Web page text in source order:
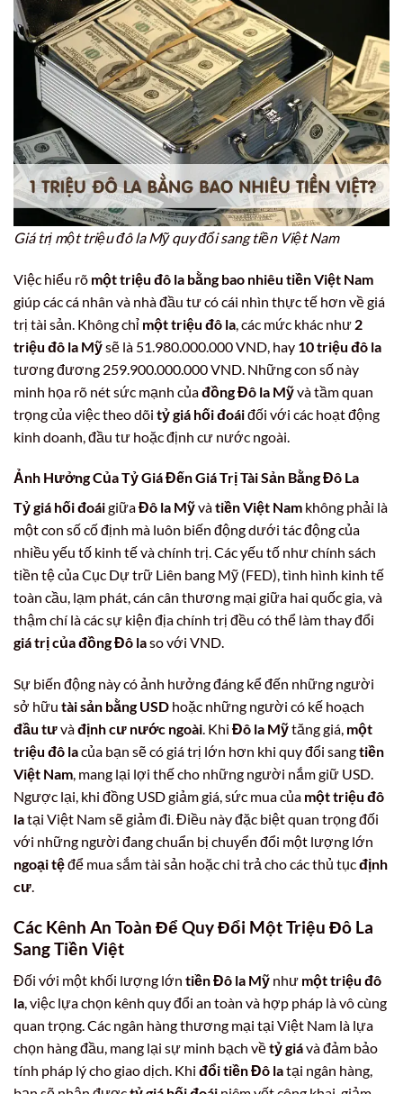
Giá trị một triệu đô la Mỹ quy đổi sang tiền Việt Nam
Việc hiểu rõ một triệu đô la bằng bao nhiêu tiền Việt Nam
giúp các cá nhân và nhà đầu tư có cái nhìn thực tế hơn về giá
trị tài sản. Không chỉ một triệu đô la , các mức khác như 2
triệu đô la Mỹsẽ là 51.980.000.000 VND, hay 10 triệu đô la
tương đương 259.900.000.000 VND. Những con số này
minh họa rõ nét sức mạnh củađồng Đô la Mỹvà tầm quan
trọng của việc theo dõi tỷ giá hối đoáiđối với các hoạt động
kinh doanh, đầu tư hoặc định cư nước ngoài.
Ảnh Hưởng Của Tỷ Giá Đến Giá Trị Tài Sản Bằng Đô La
Tỷ giá hối đoáigiữaĐô la Mỹvàtiền Việt Nam không phải là
một con số cố định mà luôn biến động dưới tác động của
nhiều yếu tố kinh tế và chính trị. Các yếu tố như chính sách
tiền tệ của Cục Dự trữ Liên bang Mỹ (FED), tình hình kinh tế
toàn cầu, lạm phát, cán cân thương mại giữa hai quốc gia, và
thậm chí là các sự kiện địa chính trị đều có thể làm thay đổi
giá trị của đồng Đô laso với VND.
Sự biến động này có ảnh hưởng đáng kể đến những người
sở hữu tài sản bằng USD hoặc những người có kế hoạch
đầu tưvàđịnh cư nước ngoài. Khi Đô la Mỹtăng giá, một
triệu đô lacủa bạn sẽ có giá trị lớn hơn khi quy đổi sangtiền
Việt Nam, mang lại lợi thế cho những người nắm giữ USD.
Ngược lại, khi đồng USD giảm giá, sức mua của một triệu đô
latại Việt Nam sẽ giảm đi. Điều này đặc biệt quan trọng đối
với những người đang chuẩn bị chuyển đổi một lượng lớn
ngoại tệđể mua sắm tài sản hoặc chi trả cho các thủ tụcđịnh
cư.
Các Kênh An Toàn Để Quy Đổi Một Triệu Đô La
Sang Tiền Việt
Đối với một khối lượng lớn tiền Đô la Mỹ như một triệu đô
la , việc lựa chọn kênh quy đổi an toàn và hợp pháp là vô cùng
quan trọng. Các ngân hàng thương mại tại Việt Nam là lựa
chọn hàng đầu, mang lại sự minh bạch vềtỷ giávà đảm bảo
tính pháp lý cho giao dịch. Khi đổi tiền Đô latại ngân hàng,